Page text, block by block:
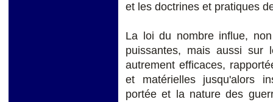
et les doctrines et pratiques
La loi du nombre influe,
puissantes, mais aussi sur
autrement efficaces,
et matérielles jusqu'alors
portée et la nature des